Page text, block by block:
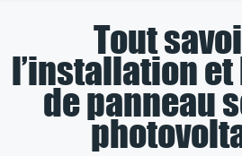
Tout
l’installation et
de panneau